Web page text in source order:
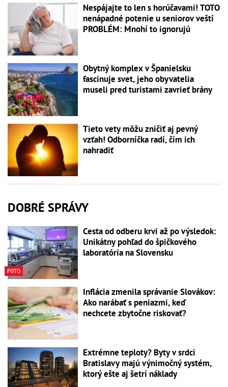
Nespájajte to len s horúčavami! TOTO
nenápadné potenie u seniorov veští
PROBLÉM: Mnohí to ignorujú
Obytný komplex v Španielsku
fascinuje svet, jeho obyvatelia
museli pred turistami zavrieť brány
Tieto vety môžu zničiť aj pevný
vzťah! Odborníčka radí, čím ich
nahradiť
DOBRÉ SPRÁVY
FOTO
Cesta od odberu krvi až po výsledok:
Unikátny pohľad do špičkového
laboratória na Slovensku
Inflácia zmenila správanie Slovákov:
Ako narábať s peniazmi, keď
nechcete zbytočne riskovať?
Extrémne teploty? Byty v srdci
Bratislavy majú výnimočný systém,
ktorý ešte aj šetrí náklady